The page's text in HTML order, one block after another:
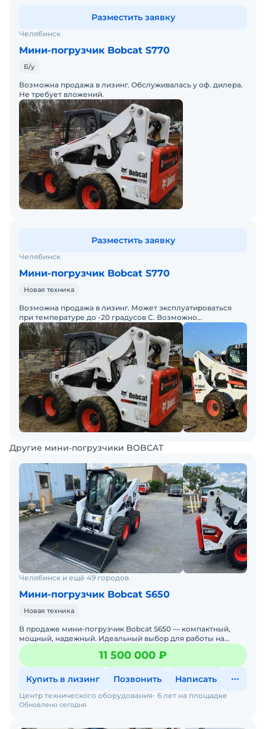
Челябинск
Мини-погрузчик Bobcat S770
Б/у
Возможна продажа в лизинг. Обслуживалась у оф. дилера.
Не требует вложений.
Разместить заявку
Челябинск
Мини-погрузчик Bobcat S770
Новая техника
Возможна продажа в лизинг. Может эксплуатироваться
при температуре до -20 градусов С. Возможно
дооснащение опциями по желанию.
Разместить заявку
Другие мини-погрузчики BOBCAT
Челябинск и ещё 49 городов
Мини-погрузчик Bobcat S650
Новая техника
В продаже мини-погрузчик Bobcat S650 — компактный,
мощный, надежный. Идеальный выбор для работы на
стройке, в коммунальном хозяйстве, на складах и фермах.
Бобке
11 500 000 ₽
Купить в лизинг Позвонить Написать
Обновлено сегодня
Центр технического оборудования 6 лет на площадке